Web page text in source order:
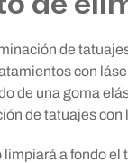
de
con
de una goma
de tatuajes con
limpiará a fondo